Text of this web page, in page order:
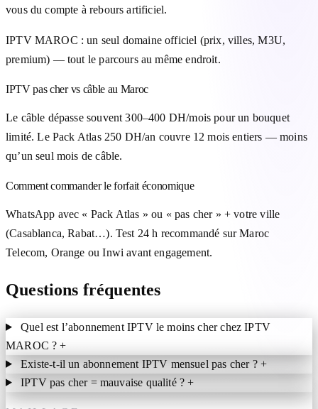
vous du compte à rebours artificiel.
IPTV MAROC : un seul domaine officiel (prix, villes, M3U,
premium) — tout le parcours au même endroit.
IPTV pas cher vs câble au Maroc
Le câble dépasse souvent 300–400 DH/mois pour un bouquet
limité. Le Pack Atlas 250 DH/an couvre 12 mois entiers — moins
qu’un seul mois de câble.
Comment commander le forfait économique
WhatsApp avec « Pack Atlas » ou « pas cher » + votre ville
(Casablanca, Rabat…). Test 24 h recommandé sur Maroc
Telecom, Orange ou Inwi avant engagement.
Questions fréquentes
Quel est l’abonnement IPTV le moins cher chez IPTV
MAROC ?+
Existe-t-il un abonnement IPTV mensuel pas cher ? +
IPTV pas cher = mauvaise qualité ?+